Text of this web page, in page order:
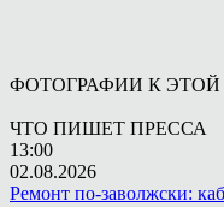
ФОТОГРАФИИ К
ЧТО ПИШЕТ ПРЕССА
13:00
02.08.2026
Ремонт по-заволжски: